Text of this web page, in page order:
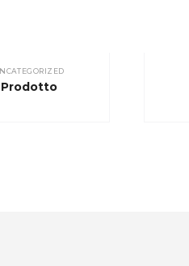
Prodotto